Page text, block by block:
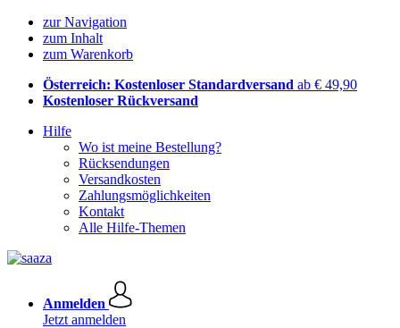
zur Navigation
zum Inhalt
zum Warenkorb
Österreich: Kostenloser Standardversand ab € 49,90
Kostenloser Rückversand
Hilfe
Wo ist meine Bestellung?
Rücksendungen
Versandkosten
Zahlungsmöglichkeiten
Kontakt
Alle Hilfe-Themen
Anmelden
Jetzt anmelden